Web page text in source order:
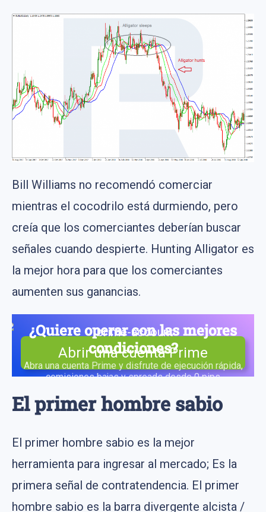
Bill Williams no recomendó comerciar
mientras el cocodrilo está durmiendo, pero
creía que los comerciantes deberían buscar
señales cuando despierte. Hunting Alligator es
la mejor hora para que los comerciantes
aumenten sus ganancias.
¿Quiere operar con las mejores
condiciones?
Abra una cuenta Prime y disfrute de ejecución rápida,
comisiones bajas y spreads desde 0 pips
Abrir una cuenta Prime
El primer hombre sabio
El primer hombre sabio es la mejor
herramienta para ingresar al mercado; Es la
primera señal de contratendencia. El primer
hombre sabio es la barra divergente alcista /